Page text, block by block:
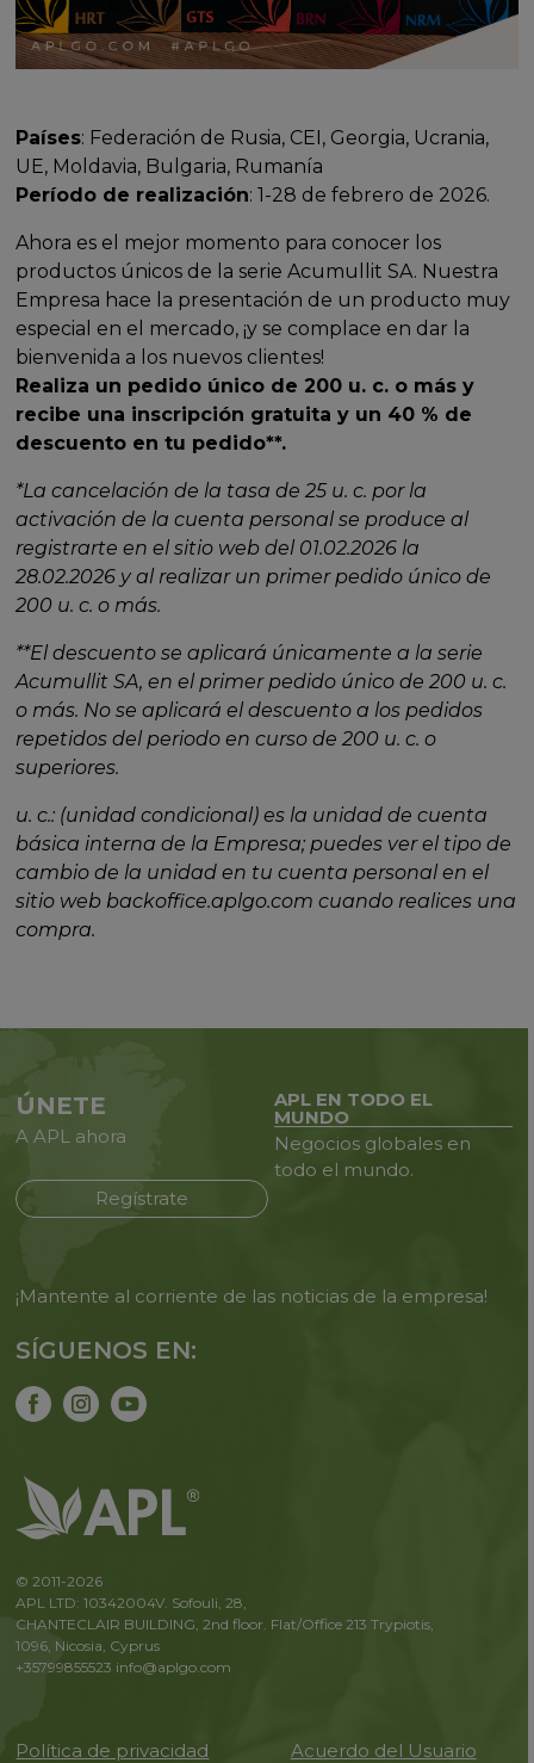
Países: Federación de Rusia, CEI, Georgia, Ucrania,
UE, Moldavia, Bulgaria, Rumanía
Período de realización: 1-28 de febrero de 2026.
Ahora es el mejor momento para conocer los
productos únicos de la serie Acumullit SA. Nuestra
Empresa hace la presentación de un producto muy
especial en el mercado, ¡y se complace en dar la
bienvenida a los nuevos clientes!
Realiza un pedido único de 200 u. c. o más y
recibe una inscripción gratuita y un 40 % de
descuento en tu pedido**.
*La cancelación de la tasa de 25 u. c. por la
activación de la cuenta personal se produce al
registrarte en el sitio web del 01.02.2026 la
28.02.2026 y al realizar un primer pedido único de
200 u. c. o más.
**El descuento se aplicará únicamente a la serie
Acumullit SA, en el primer pedido único de 200 u. c.
o más. No se aplicará el descuento a los pedidos
repetidos del periodo en curso de 200 u. c. o
superiores.
u. c.: (unidad condicional) es la unidad de cuenta
básica interna de la Empresa; puedes ver el tipo de
cambio de la unidad en tu cuenta personal en el
sitio web backoffice.aplgo.com cuando realices una
compra.
ÚNETE
A APL ahora
Regístrate
APL EN TODO EL
MUNDO
Negocios globales en
todo el mundo.
¡Mantente al corriente de las noticias de la empresa!
SÍGUENOS EN:
© 2011-2026
APL LTD: 10342004V. Sofouli, 28,
CHANTECLAIR BUILDING, 2nd floor. Flat/Office 213 Trypiotis,
1096, Nicosia, Cyprus
+35799855523 info@aplgo.com
Política de privacidad Acuerdo del Usuario